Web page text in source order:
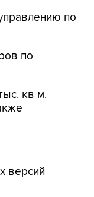
по
по
кв м.
версий